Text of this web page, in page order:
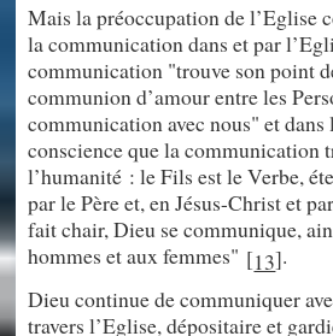
Mais la préoccupation de l’Eglise
la communication dans et par
communication "trouve son point
communion d’amour entre les
communication avec nous" et dans
conscience que la communication
l’humanité : le Fils est le Verbe,
par le Père et, en Jésus-Christ et
fait chair, Dieu se communique,
hommes et aux femmes" [13].
Dieu continue de communiquer
travers l’Eglise, dépositaire et